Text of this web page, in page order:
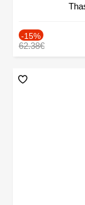
-15%
62.38€